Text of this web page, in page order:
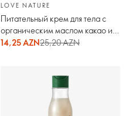
LOVE NATURE
Питательный крем для тела с
органическим маслом какао и
кокоса Love Nature
14,25 AZN25,20 AZN